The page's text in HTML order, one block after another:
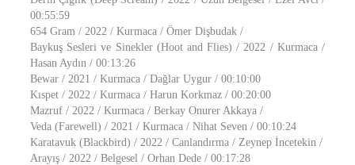
00:55:59
654 Gram / 2022 / Kurmaca / Ömer Dişbudak /
Baykuş Sesleri ve Sinekler (Hoot and Flies) / 2022 / Kurmaca /
Hasan Aydın / 00:13:26
Bewar / 2021 / Kurmaca / Dağlar Uygur / 00:10:00
Kıspet / 2022 / Kurmaca / Harun Korkmaz / 00:20:00
Mazruf / 2022 / Kurmaca / Berkay Onurer Akkaya /
Veda (Farewell) / 2021 / Kurmaca / Nihat Seven / 00:10:24
Karatavuk (Blackbird) / 2022 / Canlandırma / Zeynep İncetekin /
Arayış / 2022 / Belgesel / Orhan Dede / 00:17:28